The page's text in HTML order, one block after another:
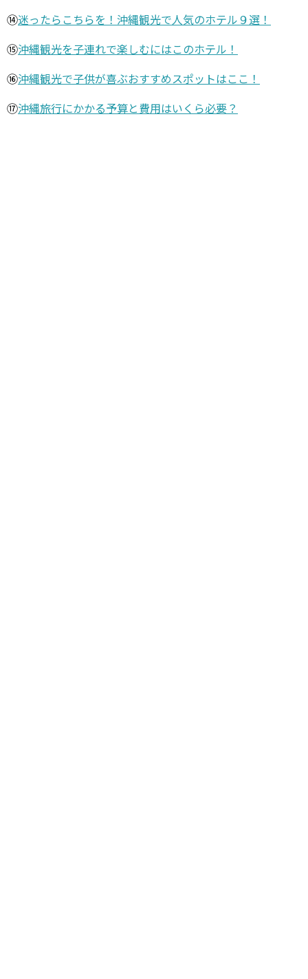
⑭迷ったらこちらを！沖縄観光で人気のホテル９選！
⑮沖縄観光を子連れで楽しむにはこのホテル！
⑯沖縄観光で子供が喜ぶおすすめスポットはここ！
⑰沖縄旅行にかかる予算と費用はいくら必要？